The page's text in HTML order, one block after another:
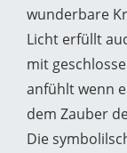
wunderbare
Licht erfüllt
mit
anfühlt wenn
dem Zauber
Die